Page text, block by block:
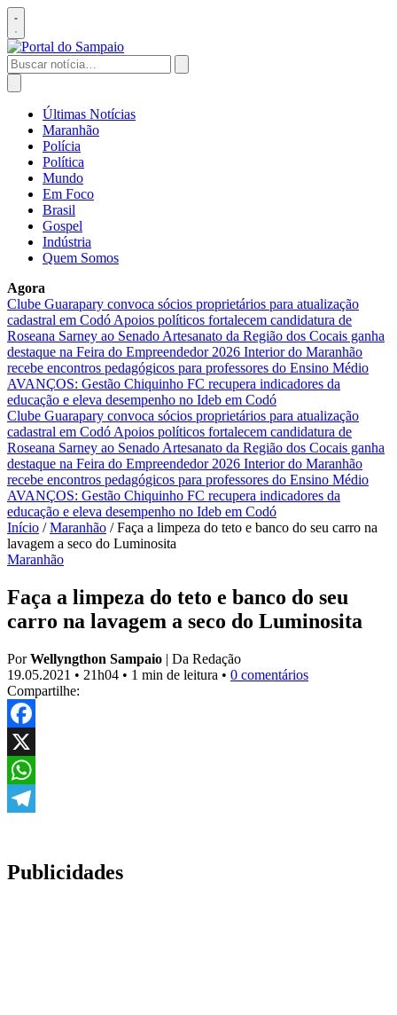
Pular
para
o
conteúdo
Abrir
menu
Buscar
por:
Abrir
buscaÚltimas Notícias
Maranhão
Polícia
Política
Mundo
Em Foco
Brasil
Gospel
Indústria
Quem Somos
Agora
Clube Guarapary convoca sócios proprietários para atualização
cadastral em Codó Apoios políticos fortalecem candidatura de
Roseana Sarney ao Senado Artesanato da Região dos Cocais ganha
destaque na Feira do Empreendedor 2026 Interior do Maranhão
recebe encontros pedagógicos para professores do Ensino Médio
AVANÇOS: Gestão Chiquinho FC recupera indicadores da
educação e eleva desempenho no Ideb em Codó
Clube Guarapary convoca sócios proprietários para atualização
cadastral em Codó Apoios políticos fortalecem candidatura de
Roseana Sarney ao Senado Artesanato da Região dos Cocais ganha
destaque na Feira do Empreendedor 2026 Interior do Maranhão
recebe encontros pedagógicos para professores do Ensino Médio
AVANÇOS: Gestão Chiquinho FC recupera indicadores da
educação e eleva desempenho no Ideb em Codó
Início / Maranhão / Faça a limpeza do teto e banco do seu carro na
lavagem a seco do Luminosita
Maranhão
Faça a limpeza do teto e banco do seu
carro na lavagem a seco do Luminosita
PorWellyngthon Sampaio | Da Redação
19.05.2021 • 21h04 • 1 min de leitura • 0 comentários
Compartilhe:
Facebook
X
WhatsApp
Publicidades